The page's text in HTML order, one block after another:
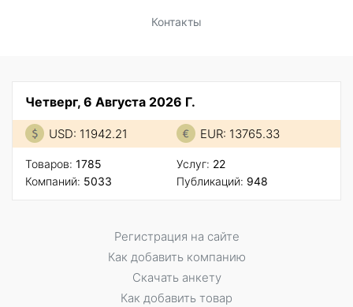
Контакты
Четверг, 6 Августа 2026 Г.
USD: 11942.21 EUR: 13765.33
Товаров: 1785
Компаний: 5033
Услуг: 22
Публикаций: 948
Регистрация на сайте
Как добавить компанию
Скачать анкету
Как добавить товар